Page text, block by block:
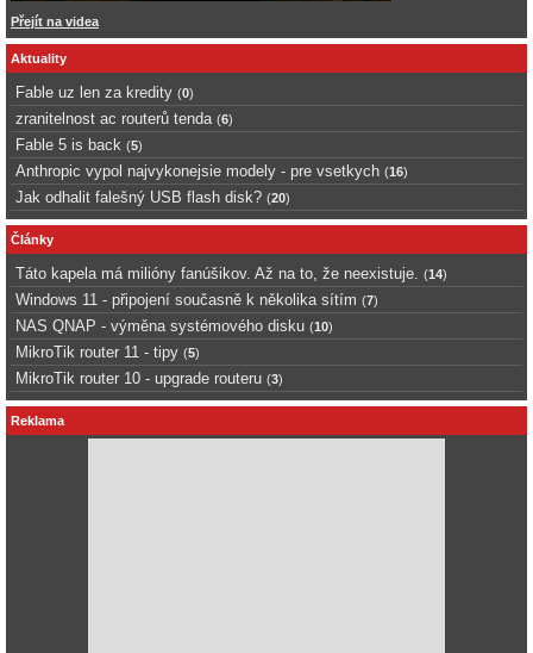
Přejít na videa
Aktuality
Fable uz len za kredity (0)
zranitelnost ac routerů tenda (6)
Fable 5 is back (5)
Anthropic vypol najvykonejsie modely - pre vsetkych (16)
Jak odhalit falešný USB flash disk? (20)
Články
Táto kapela má milióny fanúšikov. Až na to, že neexistuje. (14)
Windows 11 - připojení současně k několika sítím (7)
NAS QNAP - výměna systémového disku (10)
MikroTik router 11 - tipy (5)
MikroTik router 10 - upgrade routeru (3)
Reklama